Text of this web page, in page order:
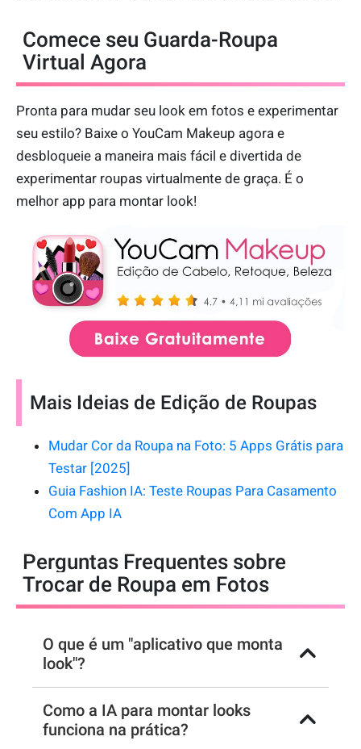
Comece seu Guarda-Roupa
Virtual Agora
Pronta para mudar seu look em fotos e experimentar
seu estilo? Baixe o YouCam Makeup agora e
desbloqueie a maneira mais fácil e divertida de
experimentar roupas virtualmente de graça. É o
melhor app para montar look!
Mais Ideias de Edição de Roupas
Mudar Cor da Roupa na Foto: 5 Apps Grátis para
Testar [2025]
Guia Fashion IA: Teste Roupas Para Casamento
Com App IA
Perguntas Frequentes sobre
Trocar de Roupa em Fotos
O que é um "aplicativo que monta
look"?
Como a IA para montar looks
funciona na prática?